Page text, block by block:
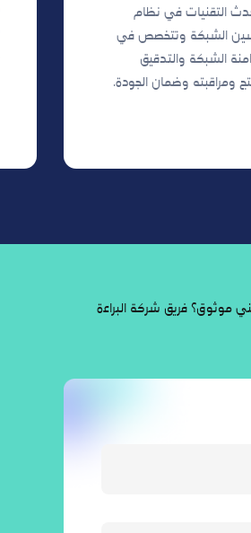
التقنيات في نظام
الشبكة وتتخصص في
الشبكة والتدقيق
ومراقبته وضمان الجودة.
فريق شركة البراءة